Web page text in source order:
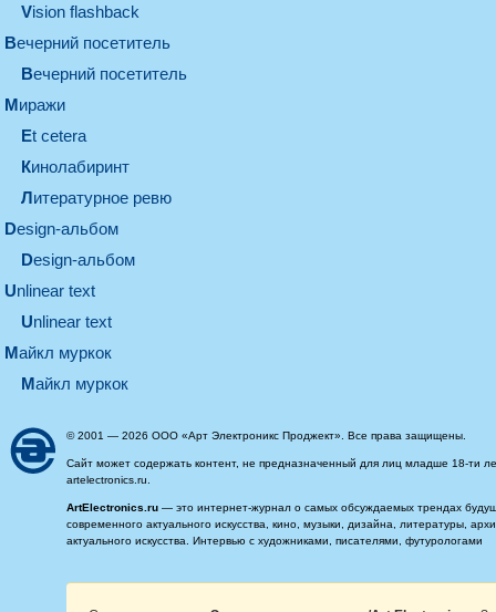
Vision flashback
вечерний посетитель
вечерний посетитель
миражи
et cetera
кинолабиринт
литературное ревю
design-альбом
design-альбом
unlinear text
Unlinear text
майкл муркок
майкл муркок
© 2001 — 2026 ООО «Арт Электроникс Проджект». Все права защищены.
Сайт может содержать контент, не предназначенный для лиц младше 18-ти
artelectronics.ru.
ArtElectronics.ru — это интернет-журнал о самых обсуждаемых трендах
современного актуального искусства, кино, музыки, дизайна, литературы,
актуального искусства. Интервью с художниками, писателями, футурологами